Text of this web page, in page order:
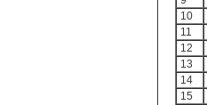
10
11
12
13
14
15